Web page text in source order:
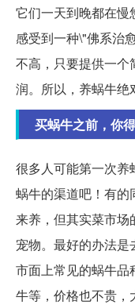
它们一天到晚都在
感受到一种\"佛系治
不高，只要提供一
润。所以，养蜗牛绝
买蜗牛之前，你
很多人可能第一次
蜗牛的渠道吧！有的
来养，但其实菜市场
宠物。最好的办法是
市面上常见的蜗牛品
牛等，价格也不贵